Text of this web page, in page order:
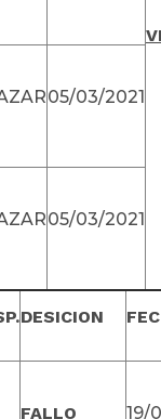
05/03/2021
05/03/2021
DESICION
FALLO 19/